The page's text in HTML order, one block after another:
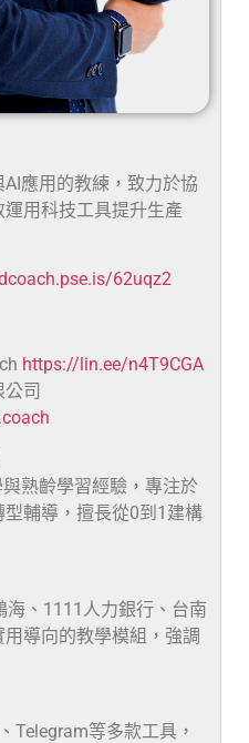
應用的教練，致力於協
用科技工具提升生產
62uqz2
https://lin.ee/n4T9CGA
司
熟齡學習經驗，專注於
輔導，擅長從0到1建構
、1111人力銀行、台南
導向的教學模組，強調
Telegram等多款工具，